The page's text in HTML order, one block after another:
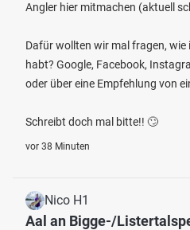
Angler hier mitmachen (aktuell
Dafür wollten wir mal fragen, wie
habt? Google, Facebook,
oder über eine Empfehlung von
Schreibt doch mal bitte!! 🙄
vor 38 Minuten
Nico H1
Aal an Bigge-/